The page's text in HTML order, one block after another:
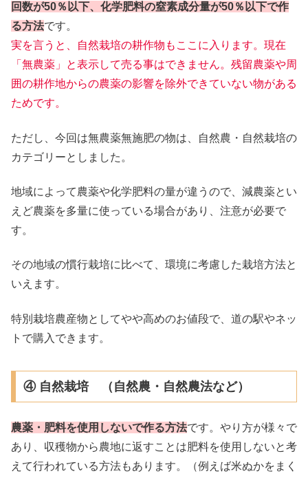
回数が50％以下、化学肥料の窒素成分量が50％以下で作
る方法です。
実を言うと、自然栽培の耕作物もここに入ります。現在
「無農薬」と表示して売る事はできません。残留農薬や周
囲の耕作地からの農薬の影響を除外できていない物がある
ためです。
ただし、今回は無農薬無施肥の物は、自然農・自然栽培の
カテゴリーとしました。
地域によって農薬や化学肥料の量が違うので、減農薬とい
えど農薬を多量に使っている場合があり、注意が必要で
す。
その地域の慣行栽培に比べて、環境に考慮した栽培方法と
いえます。
特別栽培農産物としてやや高めのお値段で、道の駅やネッ
トで購入できます。
④ 自然栽培 （自然農・自然農法など）
農薬・肥料を使用しないで作る方法です。やり方が様々で
あり、収穫物から農地に返すことは肥料を使用しないと考
えて行われている方法もあります。（例えば米ぬかをまく